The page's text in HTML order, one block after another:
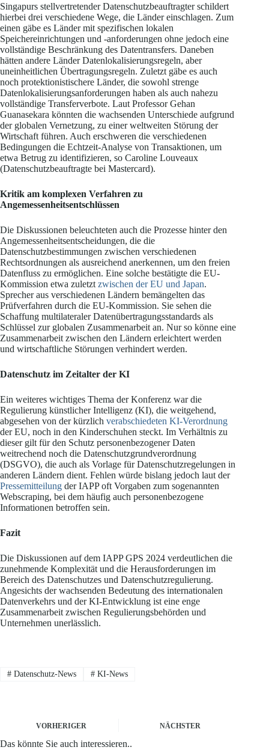
Singapurs stellvertretender Datenschutzbeauftragter schildert
hierbei drei verschiedene Wege, die Länder einschlagen. Zum
einen gäbe es Länder mit spezifischen lokalen
Speichereinrichtungen und -anforderungen ohne jedoch eine
vollständige Beschränkung des Datentransfers. Daneben
hätten andere Länder Datenlokalisierungsregeln, aber
uneinheitlichen Übertragungsregeln. Zuletzt gäbe es auch
noch protektionistischere Länder, die sowohl strenge
Datenlokalisierungsanforderungen haben als auch nahezu
vollständige Transferverbote. Laut Professor Gehan
Guanasekara könnten die wachsenden Unterschiede aufgrund
der globalen Vernetzung, zu einer weltweiten Störung der
Wirtschaft führen. Auch erschweren die verschiedenen
Bedingungen die Echtzeit-Analyse von Transaktionen, um
etwa Betrug zu identifizieren, so Caroline Louveaux
(Datenschutzbeauftragte bei Mastercard).
Kritik am komplexen Verfahren zu
Angemessenheitsentschlüssen
Die Diskussionen beleuchteten auch die Prozesse hinter den
Angemessenheitsentscheidungen, die die
Datenschutzbestimmungen zwischen verschiedenen
Rechtsordnungen als ausreichend anerkennen, um den freien
Datenfluss zu ermöglichen. Eine solche bestätigte die EU-
Kommission etwa zuletzt zwischen der EU und Japan.
Sprecher aus verschiedenen Ländern bemängelten das
Prüfverfahren durch die EU-Kommission. Sie sehen die
Schaffung multilateraler Datenübertragungsstandards als
Schlüssel zur globalen Zusammenarbeit an. Nur so könne eine
Zusammenarbeit zwischen den Ländern erleichtert werden
und wirtschaftliche Störungen verhindert werden.
Datenschutz im Zeitalter der KI
Ein weiteres wichtiges Thema der Konferenz war die
Regulierung künstlicher Intelligenz (KI), die weitgehend,
abgesehen von der kürzlich verabschiedeten KI-Verordnung
der EU, noch in den Kinderschuhen steckt. Im Verhältnis zu
dieser gilt für den Schutz personenbezogener Daten
weitrechend noch die Datenschutzgrundverordnung
(DSGVO), die auch als Vorlage für Datenschutzregelungen in
anderen Ländern dient. Fehlen würde bislang jedoch laut der
Pressemitteilung der IAPP oft Vorgaben zum sogenannten
Webscraping, bei dem häufig auch personenbezogene
Informationen betroffen sein.
Fazit
Die Diskussionen auf dem IAPP GPS 2024 verdeutlichen die
zunehmende Komplexität und die Herausforderungen im
Bereich des Datenschutzes und Datenschutzregulierung.
Angesichts der wachsenden Bedeutung des internationalen
Datenverkehrs und der KI-Entwicklung ist eine enge
Zusammenarbeit zwischen Regulierungsbehörden und
Unternehmen unerlässlich.
#Datenschutz-News #KI-News
VORHERIGER NÄCHSTER
Das könnte Sie auch interessieren..